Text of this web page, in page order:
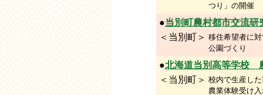
つり」の開催
●当別町農村都市交流研
＜当別町＞ 移住希望者に
公園づくり
●北海道当別高等学校
＜当別町＞ 校内で生産し
農業体験受け